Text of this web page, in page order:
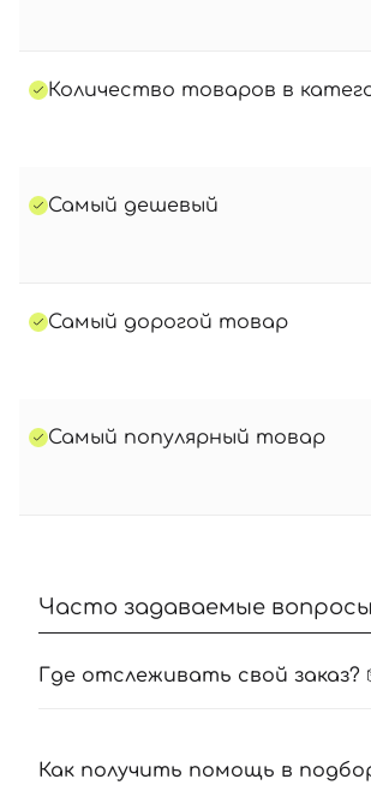
Количество товаров в
Самый дешевый
Самый дорогой товар
Самый популярный товар
Часто задаваемые вопросы
Где отслеживать свой заказ?
Как получить помощь в